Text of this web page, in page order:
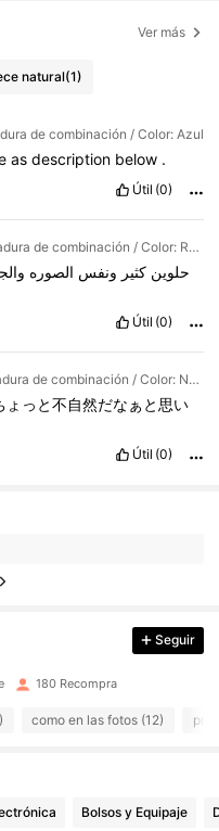
Ver más
natural(1)
de combinación / Color: Azul
as description below .
Útil (0)
Tipo de Estilo: cerradura de combinación / Color: Rojo
حلوين كثير ونفس الصوره
Útil (0)
Tipo de Estilo: cerradura de combinación / Color: Negro
ょっと不自然だなぁと思い
Útil (0)
Seguir
180 Recompra
como en las fotos (12)
Bolsos y Equipaje